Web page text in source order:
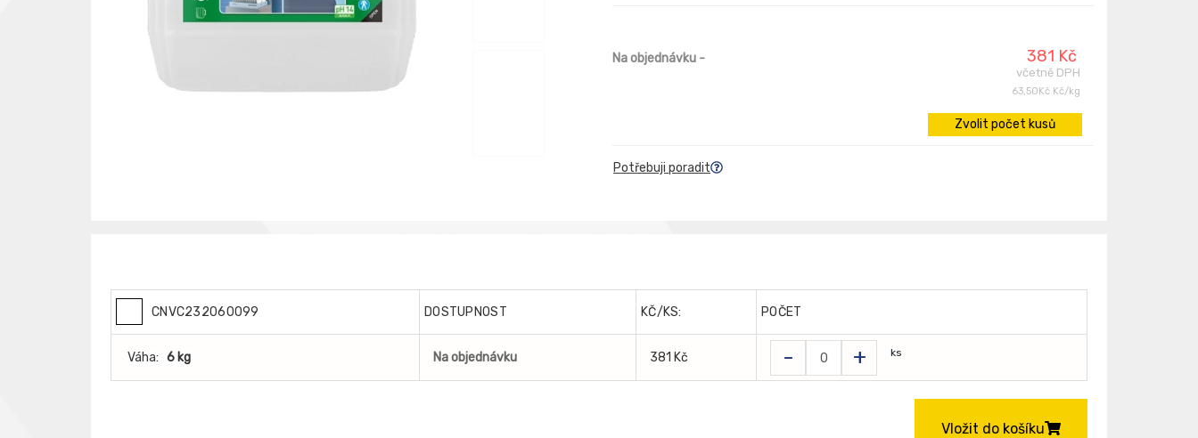
Na objednávku - 381 Kč
včetně DPH
63,50Kč Kč/kg
Zvolit počet kusů
Potřebuji poradit
CNVC232060099 DOSTUPNOST KČ/KS: POČET
Váha: 6 kg Na objednávku 381 Kč - + ks
Vložit do košíku